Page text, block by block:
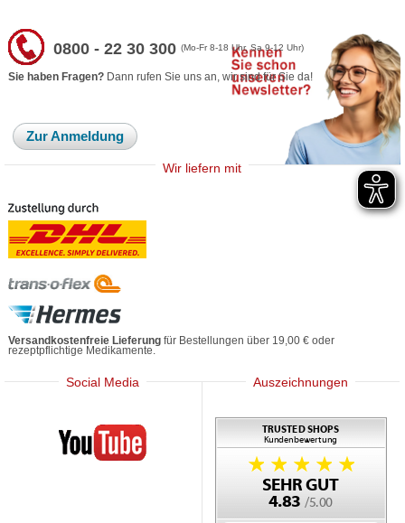
0800 - 22 30 300(Mo-Fr 8-18 Uhr, Sa 9-12 Uhr)
Sie haben Fragen? Dann rufen Sie uns an, wir sind für Sie da!
Zur Anmeldung
Wir liefern mit
Versandkostenfreie Lieferung für Bestellungen über 19,00 € oder
rezeptpflichtige Medikamente.
Social Media
Mediherz
Auszeichnungen